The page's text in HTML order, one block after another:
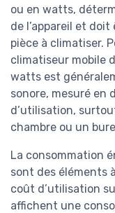
ou en watts,
de l’appareil et
pièce à climatiser.
climatiseur mobile
watts est
sonore, mesuré en
d’utilisation,
chambre ou un
La consommation
sont des éléments
coût d’utilisation
affichent une